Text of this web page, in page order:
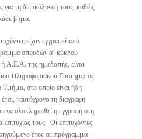
για τη διευκόλυνσή τους, καθώς
βήμα.
είχαν εγγραφεί από
σπουδών α΄ κύκλου
Α.Ε.Α. της ημεδαπής, είναι
Πληροφοριακού Συστήματος,
στο οποίο είναι ήδη
ταυτόχρονα τη διαγραφή
να ολοκληρωθεί η εγγραφή στη
τους. Οι επιτυχόντες
έτος σε πρόγραμμα